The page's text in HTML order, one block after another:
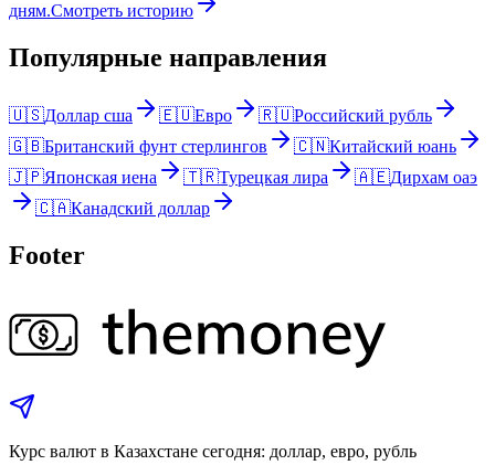
дням.Смотреть историю
Популярные направления
🇺🇸Доллар сша 🇪🇺Евро 🇷🇺Российский рубль
🇬🇧Британский фунт стерлингов 🇨🇳Китайский юань
🇯🇵Японская иена 🇹🇷Турецкая лира 🇦🇪Дирхам оаэ
🇨🇦Канадский доллар
Footer
Курс валют в Казахстане сегодня: доллар, евро, рубль